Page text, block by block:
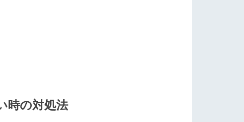
時の対処法